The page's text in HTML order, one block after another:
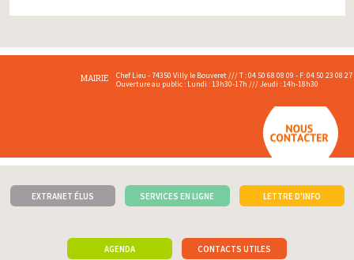
MAIRIE
Chef Lieu - 74350 Villy le Bouveret /// T : 04 50 68 08 09 - F: 04 50 23 08 27
Ouverture au public : Lundi : 13h30-17h /// Jeudi : 14h-18h30
EXTRANET ÉLUS SERVICES EN LIGNE LETTRE D'INFO
AGENDA CONTACTS UTILES